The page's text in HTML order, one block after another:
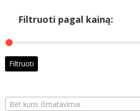
Filtruoti pagal kainą:
Filtruoti
Bet kuris Išmatavimai